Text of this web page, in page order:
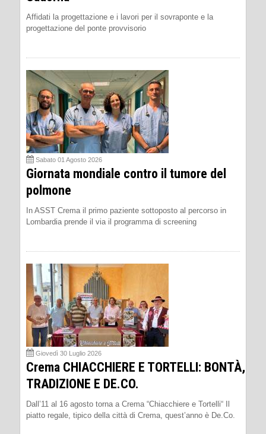
Affidati la progettazione e i lavori per il sovraponte e la
progettazione del ponte provvisorio
Sabato 01 Agosto 2026
Giornata mondiale contro il tumore del
polmone
In ASST Crema il primo paziente sottoposto al percorso in
Lombardia prende il via il programma di screening
Giovedì 30 Luglio 2026
Crema CHIACCHIERE E TORTELLI: BONTÀ,
TRADIZIONE E DE.CO.
Dall’11 al 16 agosto torna a Crema “Chiacchiere e Tortelli“ Il
piatto regale, tipico della città di Crema, quest’anno è De.Co.